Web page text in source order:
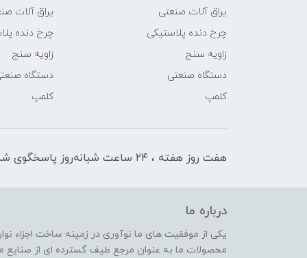
یراق آلات صنعتی
چرخ دنده پلاستیکی
زاویه سنج
دستگاه صنعتی
کلمپ
یراق آلات
چرخ دنده
زاویه سنج
دستگاه
کلمپ
هفت روز هفته ، ۲۴ ساعت شبانه‌روز پاسخگوی شما هستیم
درباره ما
محصولات ما به عنوان مرجع طیف گسترده ای از صنایع